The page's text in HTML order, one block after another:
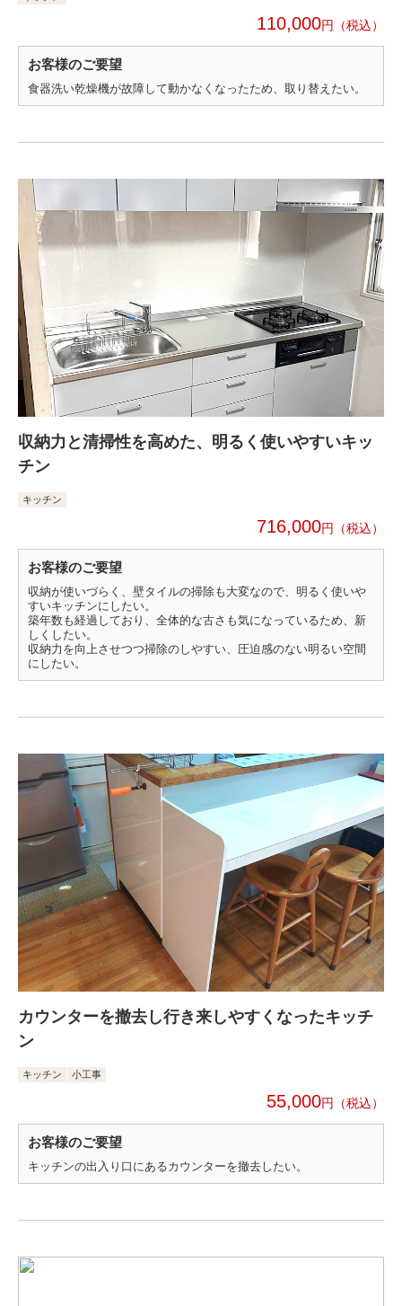
110,000円
お客様のご要望
食器洗い乾燥機が故障して動かなくなったため、取り替えたい。
収納力と清掃性を高めた、明るく使いやすいキッ
チン
キッチン
716,000円
お客様のご要望
収納が使いづらく、壁タイルの掃除も大変なので、明るく使いや
すいキッチンにしたい。
築年数も経過しており、全体的な古さも気になっているため、新
しくしたい。
収納力を向上させつつ掃除のしやすい、圧迫感のない明るい空間
にしたい。
カウンターを撤去し行き来しやすくなったキッチ
ン
キッチン 小工事
55,000円
お客様のご要望
キッチンの出入り口にあるカウンターを撤去したい。